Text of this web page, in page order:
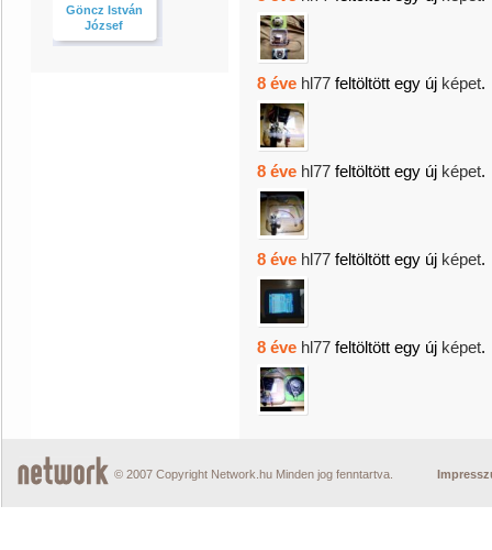
Göncz István
József
8 éve hl77 feltöltött egy új képet.
8 éve hl77 feltöltött egy új képet.
8 éve hl77 feltöltött egy új képet.
8 éve hl77 feltöltött egy új képet.
© 2007 Copyright Network.hu Minden jog fenntartva.